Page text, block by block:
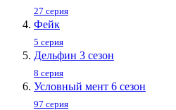
27 серия
Фейк
5 серия
Дельфин 3 сезон
8 серия
Условный мент 6 сезон
97 серия